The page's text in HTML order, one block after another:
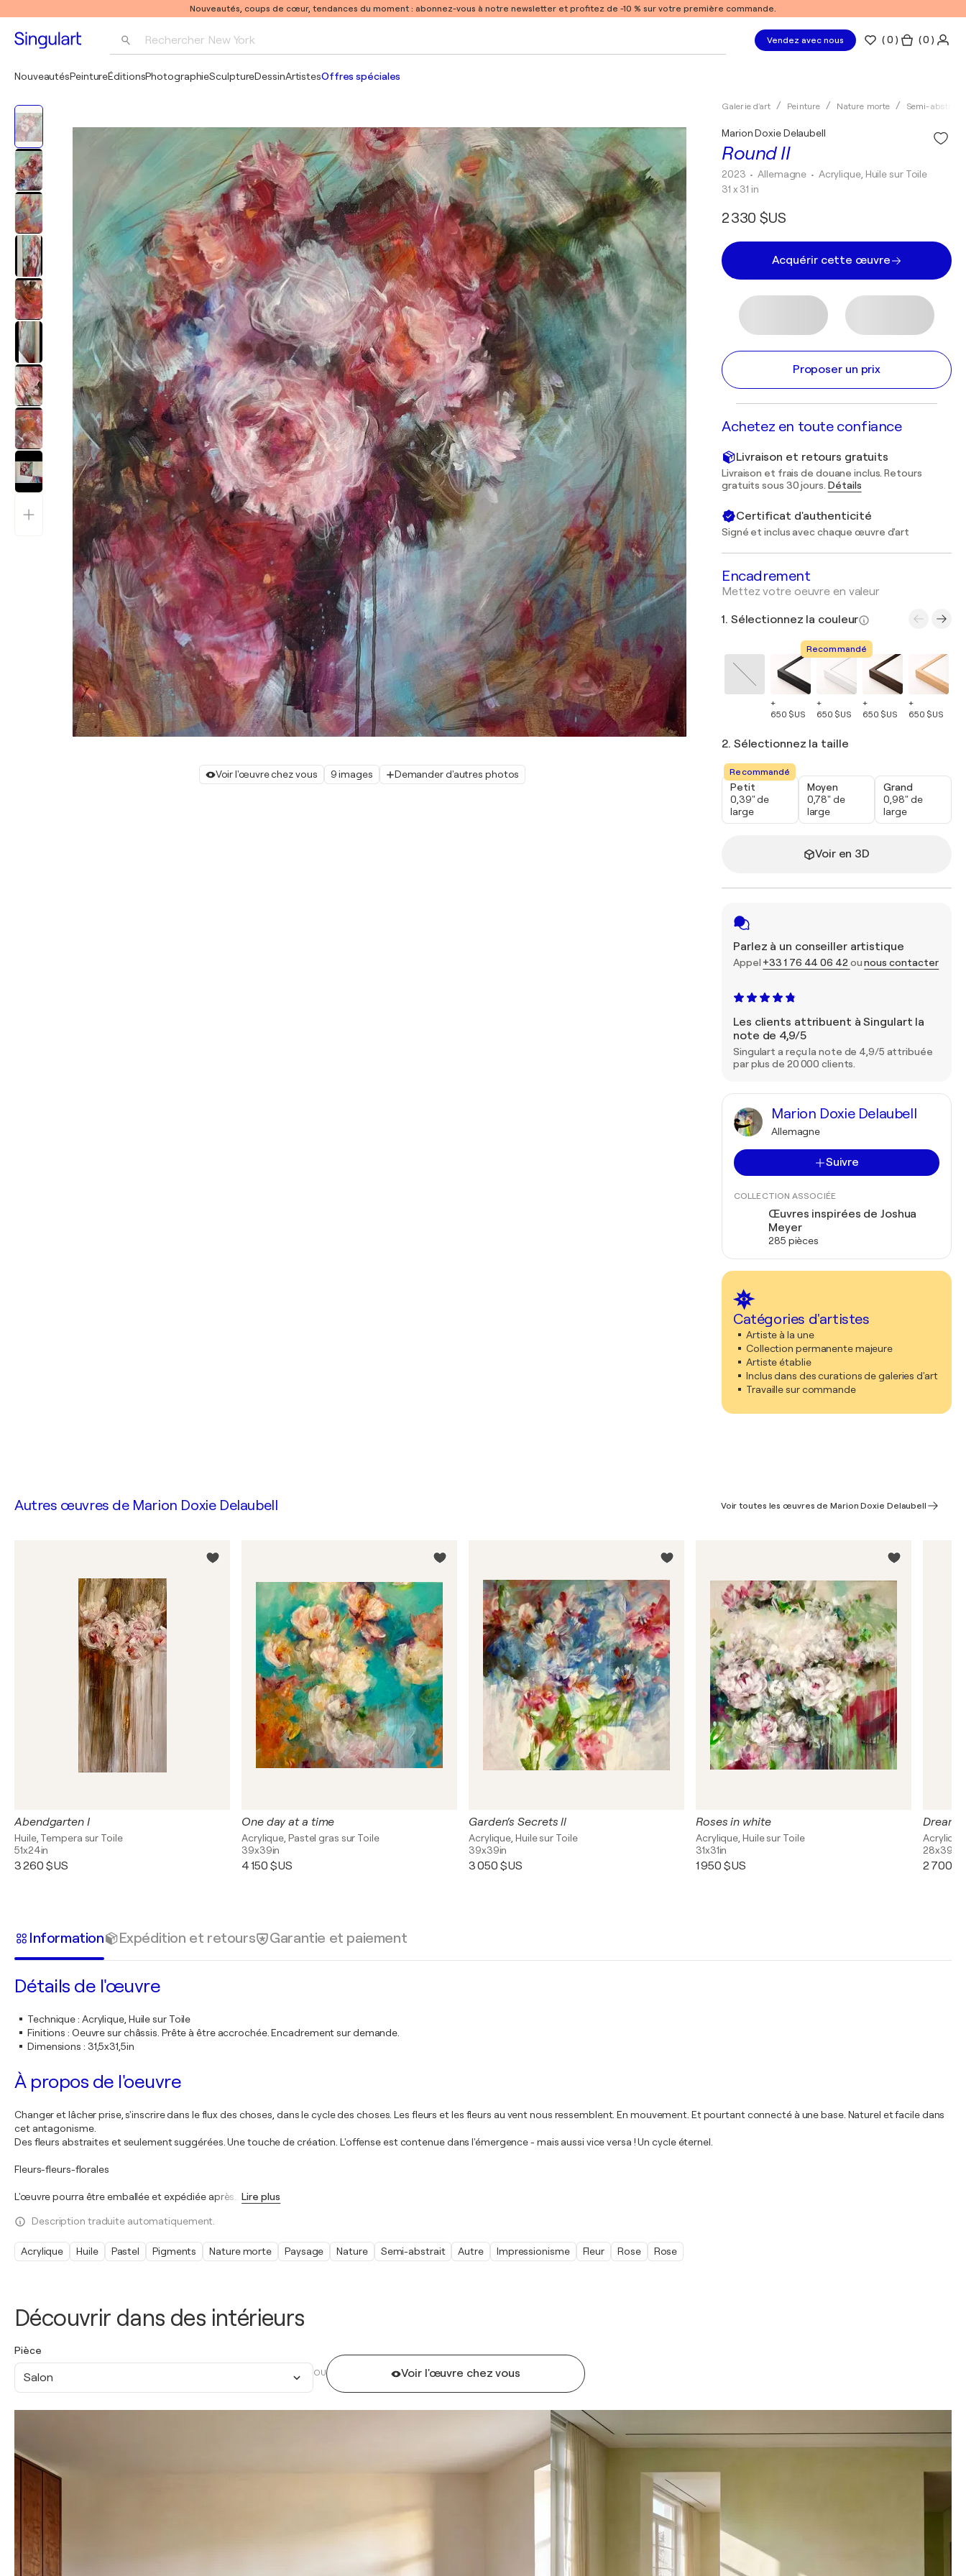
Nouveautés, coups de cœur, tendances du moment : abonnez-vous à notre newsletter et profitez de -10 % sur votre première commande.
Rechercher New York
Pablo Picasso
Vendez avec nous (0 ) ( 0 )
NouveautésPeintureÉditionsPhotographieSculptureDessinArtistesOffres spéciales
Voir l'œuvre chez vous 9 images Demander d'autres photos
Galerie d'art Peinture Nature morte Semi-abstrait
Round II
Marion Doxie Delaubell
2023 • Allemagne • Acrylique, Huile sur Toile
31 x 31 in
2 330 $US
Acquérir cette œuvre
Proposer un prix
Achetez en toute confiance
Livraison et retours gratuits
Livraison et frais de douane inclus. Retours
gratuits sous 30 jours. Détails
Certificat d'authenticité
Signé et inclus avec chaque œuvre d'art
Encadrement
Mettez votre oeuvre en valeur
1. Sélectionnez la couleur
+
650 $US
Recommandé
+
650 $US
+
650 $US
+
650 $US
2. Sélectionnez la taille
Recommandé
Petit
0,39" de
large
Moyen
0,78" de
large
Grand
0,98" de
large
Voir en 3D
Parlez à un conseiller artistique
Appel +33 1 76 44 06 42 ounous contacter
Les clients attribuent à Singulart la
note de 4,9/5
Singulart a reçu la note de 4,9/5 attribuée
par plus de 20 000 clients.
Marion Doxie Delaubell
Allemagne
Suivre
COLLECTION ASSOCIÉE
Œuvres inspirées de Joshua
Meyer
285 pièces
Catégories d'artistes
Artiste à la une
Collection permanente majeure
Artiste établie
Inclus dans des curations de galeries d'art
Travaille sur commande
Découvrir dans des intérieurs
Pièce
Salon OU Voir l'œuvre chez vous
Autres œuvres de Marion Doxie Delaubell Voir toutes les œuvres de Marion Doxie Delaubell
Abendgarten I
Huile, Tempera sur Toile
51x24in
3 260 $US
One day at a time
Acrylique, Pastel gras sur Toile
39x39in
4 150 $US
Garden‘s Secrets ll
Acrylique, Huile sur Toile
39x39in
3 050 $US
Roses in white
Acrylique, Huile sur Toile
31x31in
1 950 $US
28x39in
2 700
Information Expédition et retours Garantie et paiement
Détails de l'œuvre
Technique: Acrylique, Huile sur Toile
Finitions : Oeuvre sur châssis. Prête à être accrochée. Encadrement sur demande.
Dimensions : 31,5x31,5in
À propos de l'oeuvre
Changer et lâcher prise, s'inscrire dans le flux des choses, dans le cycle des choses. Les fleurs et les fleurs au vent nous ressemblent. En mouvement. Et pourtant connecté à une base. Naturel et facile dans
cet antagonisme.
Des fleurs abstraites et seulement suggérées. Une touche de création. L'offense est contenue dans l'émergence - mais aussi vice versa ! Un cycle éternel.
Fleurs-fleurs-florales
L'œuvre pourra être emballée et expédiée après Lire plus
Description traduite automatiquement.
Acrylique Huile Pastel Pigments Nature morte Paysage Nature Semi-abstrait Autre Impressionisme Fleur Rose Rose